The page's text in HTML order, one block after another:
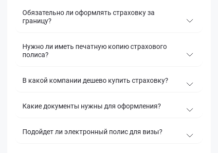
Обязательно ли оформлять страховку за
границу?
Нужно ли иметь печатную копию страхового
полиса?
В какой компании дешево купить страховку?
Какие документы нужны для оформления?
Подойдет ли электронный полис для визы?